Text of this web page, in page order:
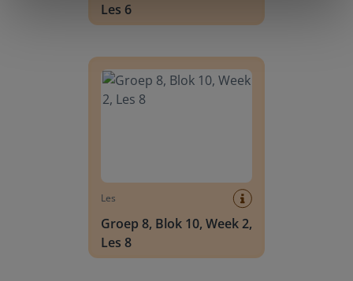
Les 6
Les
Groep 8, Blok 10, Week 2,
Les 8